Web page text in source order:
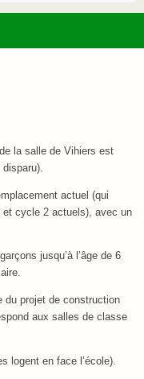
la salle de Vihiers est
disparu).
actuel (qui
cycle 2 actuels), avec un
jusqu’à l’âge de 6
du projet de construction
aux salles de classe
logent en face l’école).